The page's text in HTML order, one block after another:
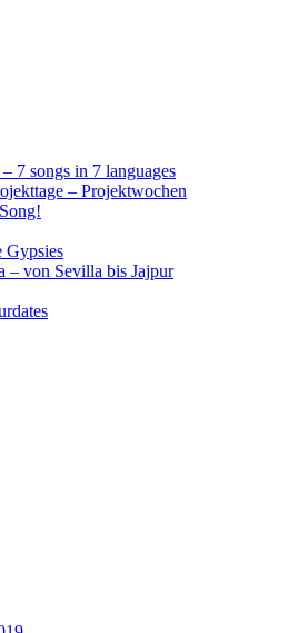
7 songs in 7 languages
– Projektwochen
Gypsies
– von Sevilla bis Jajpur